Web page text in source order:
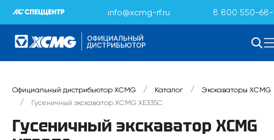
info@xcmg-rf.ru 8 800 550-68-
Официальный дистрибьютор XCMG / Каталог / Экскаваторы XCMG
/ Гусеничный экскаватор XCMG XE335C
Гусеничный экскаватор XCMG